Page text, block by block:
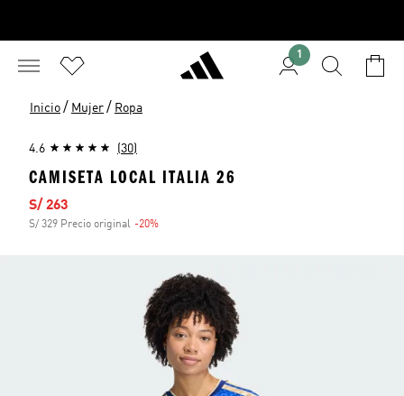
1
Inicio / Mujer / Ropa
4.6 (30)
CAMISETA LOCAL ITALIA 26
Precio de venta
S/ 263
S/ 329 Precio original -20%